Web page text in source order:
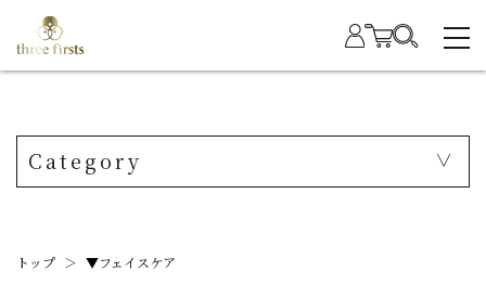
Category
トップ ＞ ▼フェイスケア